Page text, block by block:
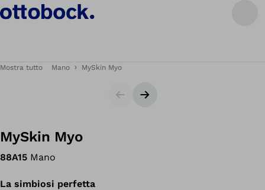
Mostra tutto Mano MySkin Myo
CursoreSlide successiva
MySkin Myo
88A15 Mano
La simbiosi perfetta